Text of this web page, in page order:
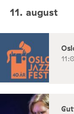
11. august